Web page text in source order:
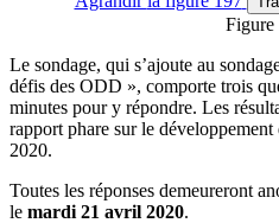
Figure
Le sondage, qui s’ajoute au
défis des ODD », comporte trois
minutes pour y répondre. Les
rapport phare sur le
2020.
Toutes les réponses demeureront
le mardi 21 avril 2020.